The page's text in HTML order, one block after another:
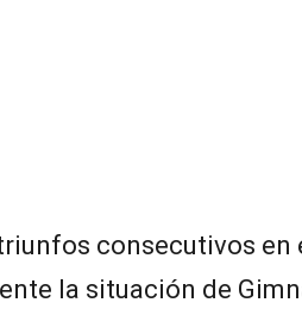
consecutivos en
la situación de